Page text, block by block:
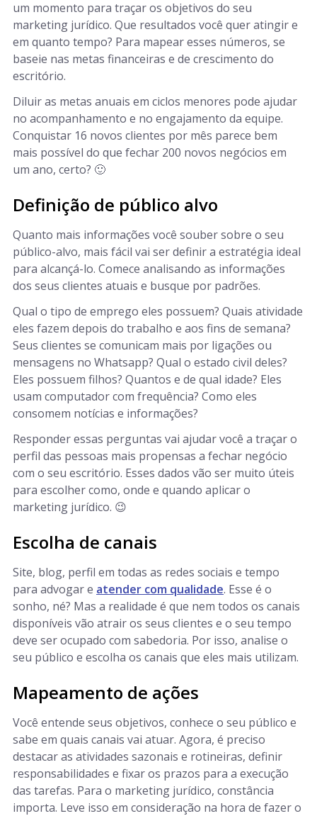
um momento para traçar os objetivos do seu
marketing jurídico. Que resultados você quer atingir e
em quanto tempo? Para mapear esses números, se
baseie nas metas financeiras e de crescimento do
escritório.
Diluir as metas anuais em ciclos menores pode ajudar
no acompanhamento e no engajamento da equipe.
Conquistar 16 novos clientes por mês parece bem
mais possível do que fechar 200 novos negócios em
um ano, certo? 🙂
Definição de público alvo
Quanto mais informações você souber sobre o seu
público-alvo, mais fácil vai ser definir a estratégia ideal
para alcançá-lo. Comece analisando as informações
dos seus clientes atuais e busque por padrões.
Qual o tipo de emprego eles possuem? Quais atividade
eles fazem depois do trabalho e aos fins de semana?
Seus clientes se comunicam mais por ligações ou
mensagens no Whatsapp? Qual o estado civil deles?
Eles possuem filhos? Quantos e de qual idade? Eles
usam computador com frequência? Como eles
consomem notícias e informações?
Responder essas perguntas vai ajudar você a traçar o
perfil das pessoas mais propensas a fechar negócio
com o seu escritório. Esses dados vão ser muito úteis
para escolher como, onde e quando aplicar o
marketing jurídico. 😉
Escolha de canais
Site, blog, perfil em todas as redes sociais e tempo
para advogar e atender com qualidade. Esse é o
sonho, né? Mas a realidade é que nem todos os canais
disponíveis vão atrair os seus clientes e o seu tempo
deve ser ocupado com sabedoria. Por isso, analise o
seu público e escolha os canais que eles mais utilizam.
Mapeamento de ações
Você entende seus objetivos, conhece o seu público e
sabe em quais canais vai atuar. Agora, é preciso
destacar as atividades sazonais e rotineiras, definir
responsabilidades e fixar os prazos para a execução
das tarefas. Para o marketing jurídico, constância
importa. Leve isso em consideração na hora de fazer o